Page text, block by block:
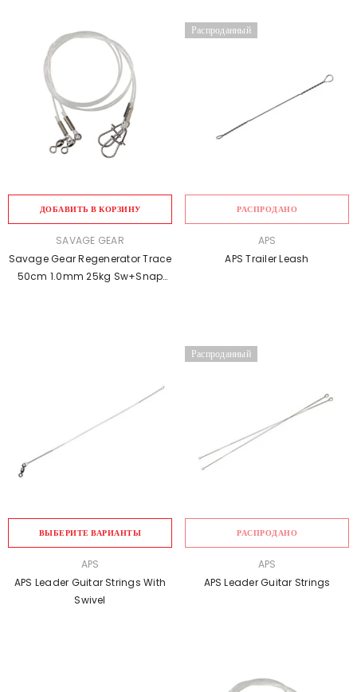
ДОБАВИТЬ В КОРЗИНУ
ПРОДАВЕЦ:SAVAGE GEAR
Savage Gear Regenerator Trace
50cm 1.0mm 25kg Sw+Snap
Распроданный
РАСПРОДАНО
APS
APS Trailer Leash
ВЫБЕРИТЕ ВАРИАНТЫ
APS
APS Leader Guitar Strings With
Swivel
Распроданный
РАСПРОДАНО
APS
APS Leader Guitar Strings